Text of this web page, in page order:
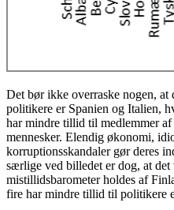
Det bør ikke overraske nogen,
politikere er Spanien og Italien,
har mindre tillid til medlemmer
mennesker. Elendig økonomi,
korruptionsskandaler gør deres
særlige ved billedet er dog, at det
mistillidsbarometer holdes af
fire har mindre tillid til politikere